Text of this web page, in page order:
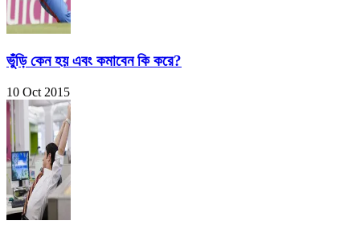
ভুঁড়ি কেন হয় এবং কমাবেন কি করে?
10 Oct 2015